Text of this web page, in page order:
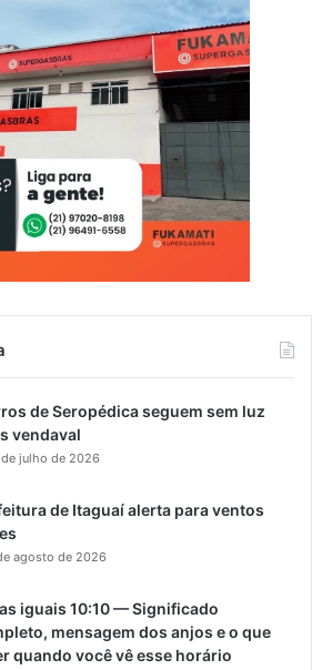
de Seropédica seguem sem luz
vendaval
de julho de 2026
de Itaguaí alerta para ventos
agosto de 2026
iguais 10:10 — Significado
mensagem dos anjos e o que
quando você vê esse horário